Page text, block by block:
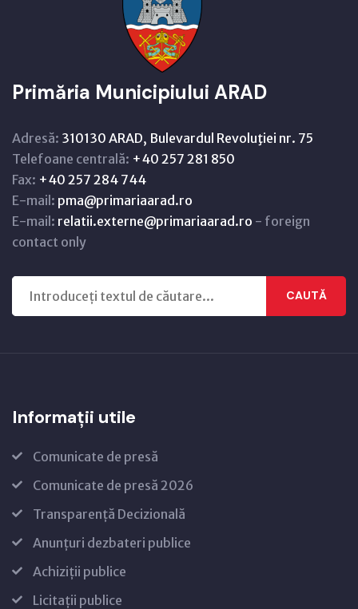
Primăria Municipiului ARAD
Adresă: 310130 ARAD, Bulevardul Revoluţiei nr. 75
Telefoane centrală: +40 257 281 850
Fax: +40 257 284 744
E-mail: pma@primariaarad.ro
E-mail: relatii.externe@primariaarad.ro - foreign
contact only
CAUTĂ
Informații utile
Comunicate de presă
Comunicate de presă 2026
Transparență Decizională
Anunțuri dezbateri publice
Achiziții publice
Licitații publice